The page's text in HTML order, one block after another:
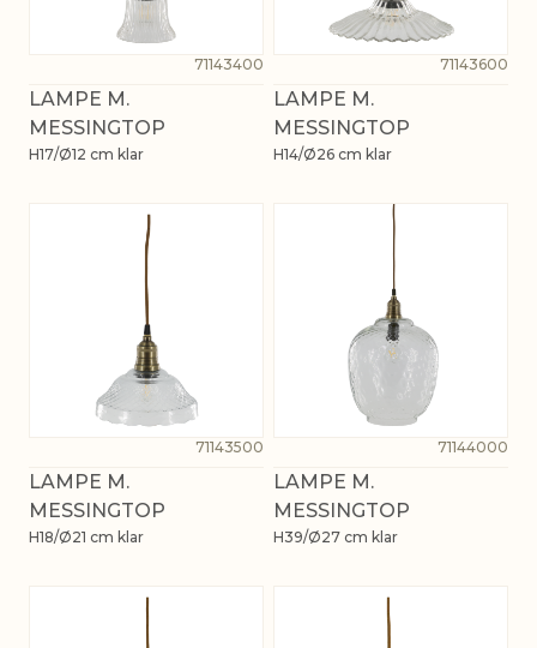
71143400
LAMPE M.
MESSINGTOP
H17/Ø12 cm klar
71143600
LAMPE M.
MESSINGTOP
H14/Ø26 cm klar
71143500
LAMPE M.
MESSINGTOP
H18/Ø21 cm klar
71144000
LAMPE M.
MESSINGTOP
H39/Ø27 cm klar